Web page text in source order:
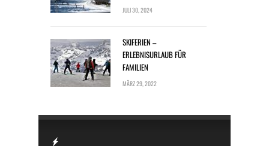
JULI 30, 2024
SKIFERIEN –
ERLEBNISURLAUB FÜR
FAMILIEN
MÄRZ 29, 2022